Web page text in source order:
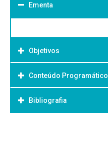
Ementa
Objetivos
Objetivo Geral:
Conteúdo Programático
Bibliografia